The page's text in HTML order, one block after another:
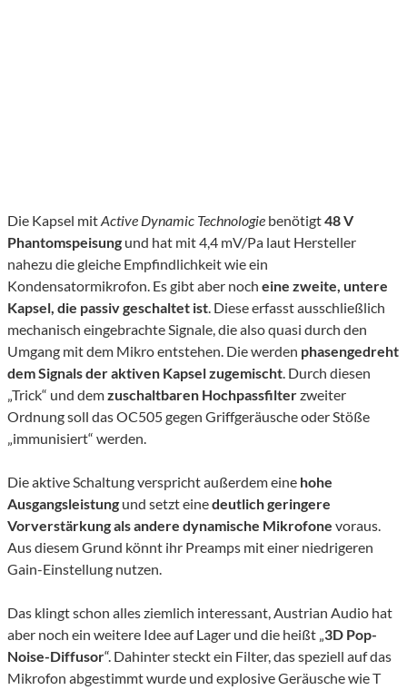
Die Kapsel mitActive Dynamic Technologie benötigt48 V
Phantomspeisung und hat mit 4,4 mV/Pa laut Hersteller
nahezu die gleiche Empfindlichkeit wie ein
Kondensatormikrofon. Es gibt aber noch eine zweite, untere
Kapsel, die passiv geschaltet ist. Diese erfasst ausschließlich
mechanisch eingebrachte Signale, die also quasi durch den
Umgang mit dem Mikro entstehen. Die werden phasengedreht
demSignalsderaktiven Kapselzugemischt. Durch diesen
„Trick“ und demzuschaltbaren Hochpassfilterzweiter
Ordnung soll das OC505 gegen Griffgeräusche oder Stöße
„immunisiert“ werden.
Die aktive Schaltung verspricht außerdem eine hohe
Ausgangsleistung und setzt einedeutlichgeringere
Vorverstärkung als andere dynamische Mikrofone voraus.
Aus diesem Grund könnt ihr Preamps mit einer niedrigeren
Gain-Einstellung nutzen.
Das klingt schon alles ziemlich interessant, Austrian Audio hat
aber noch ein weitere Idee auf Lager und die heißt „3D Pop-
Noise-Diffusor“. Dahinter steckt ein Filter, das speziell auf das
Mikrofon abgestimmt wurde und explosive Geräusche wie T